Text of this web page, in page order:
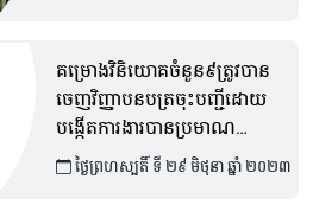
គម្រោងវិនិយោគចំនួន៩ត្រូវបាន
ចេញវិញ្ញាបនបត្រចុះបញ្ជីដោយ
បង្កើតការងារបានប្រមាណ
១៤,០០០កន្លែង
ថ្ងៃព្រហស្បតិ៍ ទី ២៩ មិថុនា ឆ្នាំ ២០២៣